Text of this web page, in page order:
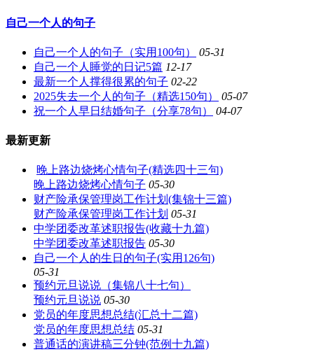
自己一个人的句子
自己一个人的句子（实用100句）
05-31
自己一个人睡觉的日记5篇 12-17
最新一个人撑得很累的句子 02-22
2025失去一个人的句子（精选150句）
05-07
祝一个人早日结婚句子（分享78句）
04-07
最新更新
晚上路边烧烤心情句子(精选四十三句)
晚上路边烧烤心情句子 05-30
财产险承保管理岗工作计划(集锦十三篇)
财产险承保管理岗工作计划 05-31
中学团委改革述职报告(收藏十九篇)
中学团委改革述职报告 05-30
自己一个人的生日的句子(实用126句)
05-31
预约元旦说说（集锦八十七句）
预约元旦说说 05-30
党员的年度思想总结(汇总十二篇)
党员的年度思想总结 05-31
普通话的演讲稿三分钟(范例十九篇)